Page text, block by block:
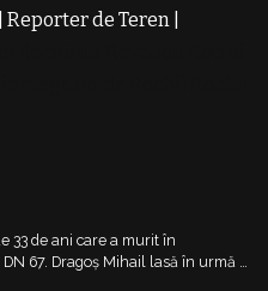
Reporter de Teren
33 de ani care a murit în
67. Dragoș Mihail lasă în urmă o